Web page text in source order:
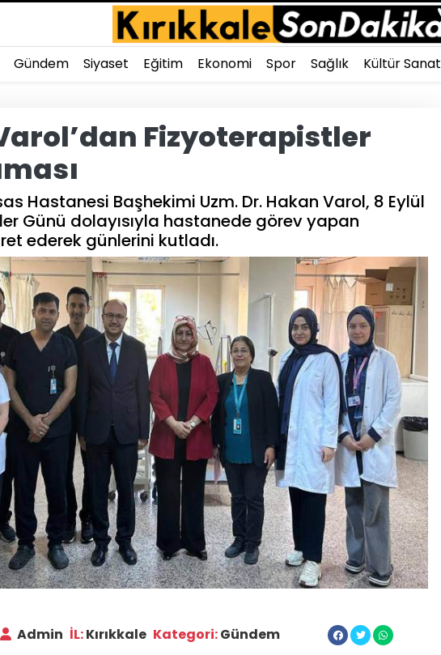
Gündem Siyaset Eğitim Ekonomi Spor Sağlık Kültür Sanat
Fizyoterapistler
Hastanesi Başhekimi Uzm. Dr. Hakan Varol, 8 Eylül
Günü dolayısıyla hastanede görev yapan
ederek günlerini kutladı.
Admin İL:Kırıkkale Kategori:Gündem